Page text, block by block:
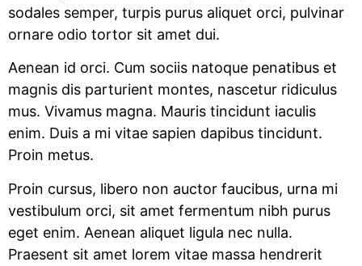
sodales semper, turpis purus aliquet orci, pulvinar
ornare odio tortor sit amet dui.
Aenean id orci. Cum sociis natoque penatibus et
magnis dis parturient montes, nascetur ridiculus
mus. Vivamus magna. Mauris tincidunt iaculis
enim. Duis a mi vitae sapien dapibus tincidunt.
Proin metus.
Proin cursus, libero non auctor faucibus, urna mi
vestibulum orci, sit amet fermentum nibh purus
eget enim. Aenean aliquet ligula nec nulla.
Praesent sit amet lorem vitae massa hendrerit